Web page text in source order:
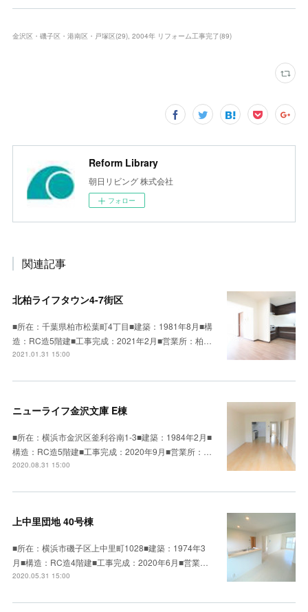
金沢区・磯子区・港南区・戸塚区(29) 2004年 リフォーム工事完了(89)
Reform Library
朝日リビング 株式会社
フォロー
関連記事
北柏ライフタウン4-7街区
■所在：千葉県柏市松葉町4丁目■建築：1981年8月■構
造：RC造5階建■工事完成：2021年2月■営業所：柏…
2021.01.31 15:00
ニューライフ金沢文庫 E棟
■所在：横浜市金沢区釜利谷南1-3■建築：1984年2月■
構造：RC造5階建■工事完成：2020年9月■営業所：…
2020.08.31 15:00
上中里団地 40号棟
■所在：横浜市磯子区上中里町1028■建築：1974年3
月■構造：RC造4階建■工事完成：2020年6月■営業…
2020.05.31 15:00